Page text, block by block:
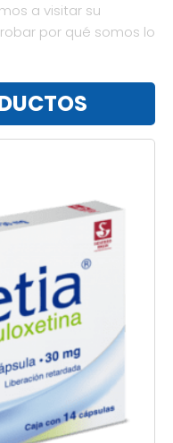
a visitar su
por qué somos lo